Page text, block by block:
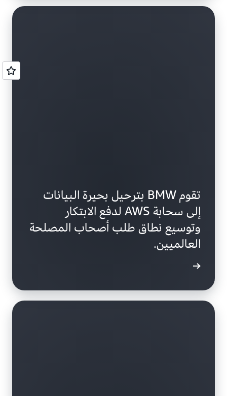
تقوم BMW بترحيل بحيرة البيانات
إلى سحابة AWS لدفع الابتكار
وتوسيع نطاق طلب أصحاب المصلحة
العالميين.